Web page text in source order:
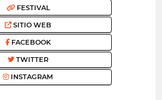
FESTIVAL
SITIO WEB
FACEBOOK
TWITTER
INSTAGRAM